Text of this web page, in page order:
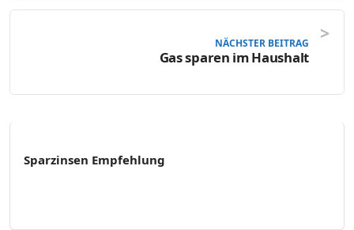
NÄCHSTER BEITRAG
Gas sparen im Haushalt
Sparzinsen Empfehlung